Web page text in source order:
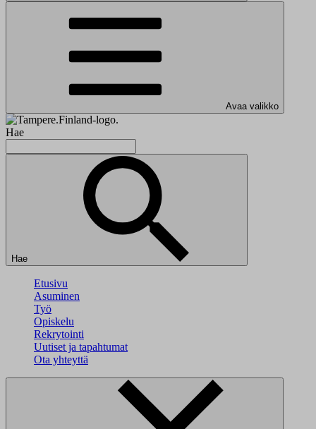
Avaa valikko
Hae
Hae
Etusivu
Asuminen
Työ
Opiskelu
Rekrytointi
Uutiset ja tapahtumat
Ota yhteyttä